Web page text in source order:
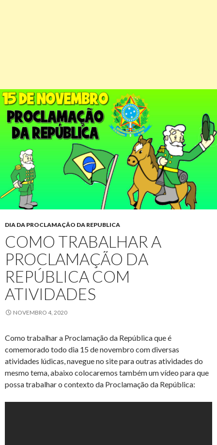
DIA DA PROCLAMAÇÃO DA REPUBLICA
COMO TRABALHAR A
PROCLAMAÇÃO DA
REPÚBLICA COM
ATIVIDADES
NOVEMBRO 4, 2020
Como trabalhar a Proclamação da República que é
comemorado todo dia 15 de novembro com diversas
atividades lúdicas, navegue no site para outras atividades do
mesmo tema, abaixo colocaremos também um vídeo para que
possa trabalhar o contexto da Proclamação da República: